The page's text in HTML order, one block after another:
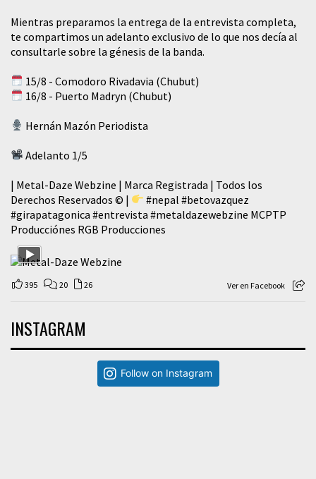
Mientras preparamos la entrega de la entrevista completa,
te compartimos un adelanto exclusivo de lo que nos decía al
consultarle sobre la génesis de la banda.
15/8 - Comodoro Rivadavia (Chubut)
16/8 - Puerto Madryn (Chubut)
Hernán Mazón Periodista
Adelanto 1/5
| Metal-Daze Webzine | Marca Registrada | Todos los
Derechos Reservados © |
#nepal #betovazquez
#girapatagonica #entrevista #metaldazewebzine MCPTP
Producciónes RGB Producciones
395 20 26 Ver en Facebook
INSTAGRAM
Follow on Instagram